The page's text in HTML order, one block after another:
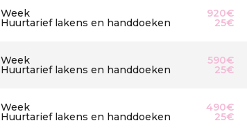
Week 920€
Huurtarief lakens en handdoeken 25€
Week 590€
Huurtarief lakens en handdoeken 25€
Week 490€
Huurtarief lakens en handdoeken 25€